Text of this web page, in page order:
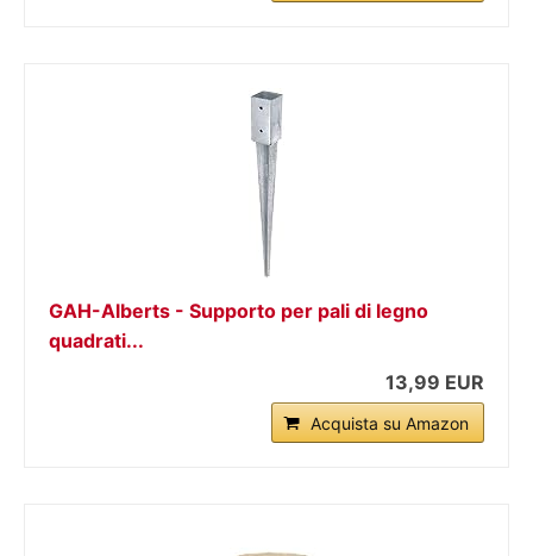
GAH-Alberts - Supporto per pali di legno
quadrati...
13,99 EUR
Acquista su Amazon